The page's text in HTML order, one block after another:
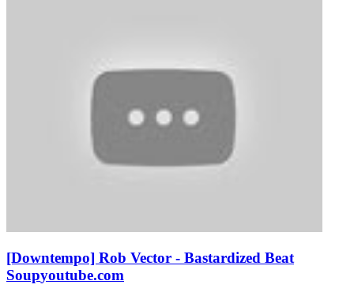
[Downtempo] Rob Vector - Bastardized Beat
Soupyoutube.com